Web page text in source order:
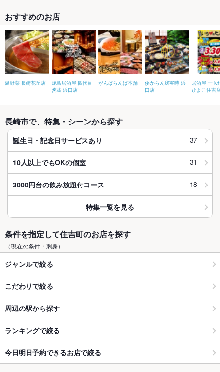
おすすめのお店
温野菜 長崎花丘店
焼鳥居酒屋 四代目
炭蔵 浜口店
がんばらんば本舗
倭からん我零時 浜
口店
居酒屋 一
ひよこ住吉
長崎市で、特集・シーンから探す
誕生日・記念日サービスあり 37
10人以上でもOKの個室 31
3000円台の飲み放題付コース 18
特集一覧を見る
条件を指定して住吉町のお店を探す
（現在の条件：刺身）
ジャンルで絞る
こだわりで絞る
周辺の駅から探す
ランキングで絞る
今日明日予約できるお店で絞る